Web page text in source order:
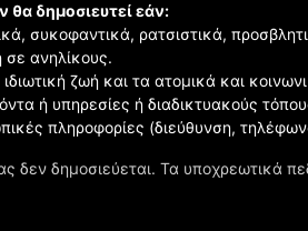
δεν δημοσιεύεται. Τα υποχρεωτικά
θα δημοσιευτεί εάν:
συκοφαντικά, ρατσιστικά,
σε ανηλίκους.
ζωή και τα ατομικά και
ή υπηρεσίες ή διαδικτυακούς
πληροφορίες (διεύθυνση,